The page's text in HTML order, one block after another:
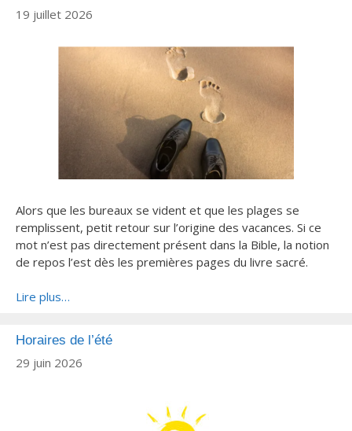
19 juillet 2026
Alors que les bureaux se vident et que les plages se
remplissent, petit retour sur l’origine des vacances. Si ce
mot n’est pas directement présent dans la Bible, la notion
de repos l’est dès les premières pages du livre sacré.
Lire plus…
Horaires de l’été
29 juin 2026